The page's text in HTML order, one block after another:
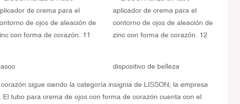
dispositivo de belleza
sigue siendo la categoría insignia de LISSON, la empresa
tubo para crema de ojos con forma de corazón cuenta con el